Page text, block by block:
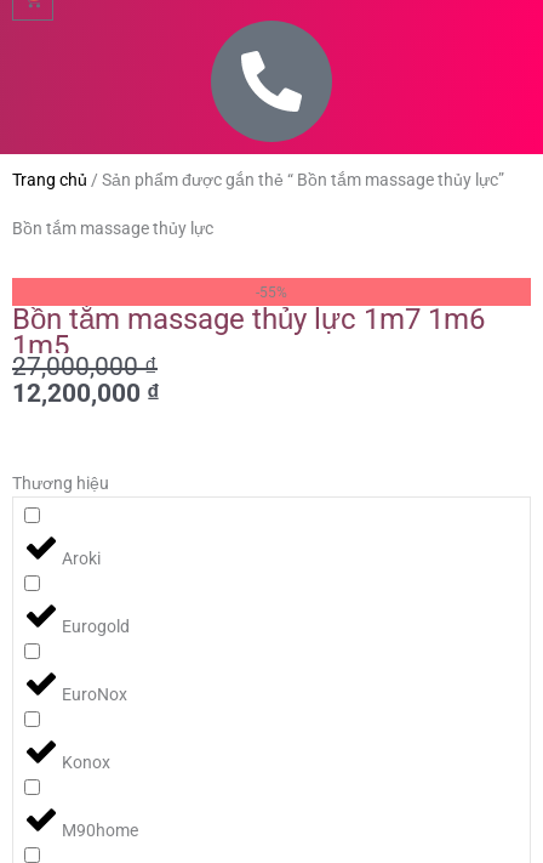
Trang chủ / Sản phẩm được gắn thẻ “ Bồn tắm massage thủy lực”
Thương hiệu
Aroki
Eurogold
EuroNox
Konox
M90home
Bồn tắm massage thủy lực
-55%
Bồn tắm massage thủy lực 1m7 1m6
1m5
27,000,000₫
gốc
là:
27,000,000 ₫.
12,200,000 ₫
hiện
tại
là:
12,200,000 ₫.